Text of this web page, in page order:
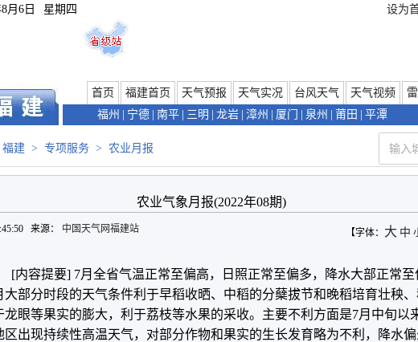
月6日 星期四 设为
首页 福建首页 天气预报 天气实况 台风天气 天气视频
福州
宁德 南平 三明 龙岩 漳州 厦门 泉州 莆田 平潭
福建 > 专项服务 > 农业月报
农业气象月报(2022年08期)
【字体： 大 中
来源： 中国天气网福建站
容提要] 7月全省气温正常至偏高，日照正常至偏多，降水大部正常至
大部分时段的天气条件利于早稻收晒、中稻的分蘖拔节和晚稻培育壮秧
龙眼等果实的膨大，利于荔枝等水果的采收。主要不利方面是7月中旬以
区出现持续性高温天气，对部分作物和果实的生长发育略为不利，降水